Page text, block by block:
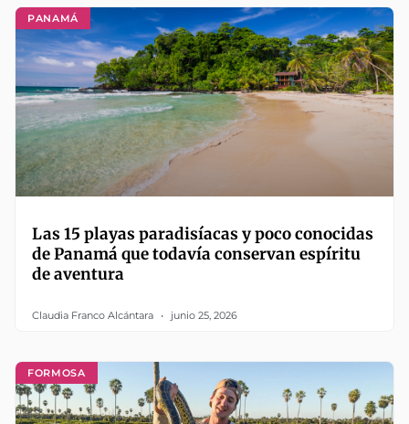
PANAMÁ
Las 15 playas paradisíacas y poco conocidas
de Panamá que todavía conservan espíritu
de aventura
Claudia Franco Alcántara junio 25, 2026
FORMOSA